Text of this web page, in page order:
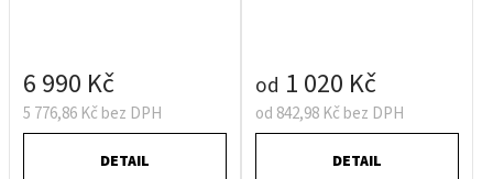
5 776,86 Kč bez DPH
6 990 Kč
DETAIL
od 842,98 Kč bez DPH
od 1 020 Kč
DETAIL